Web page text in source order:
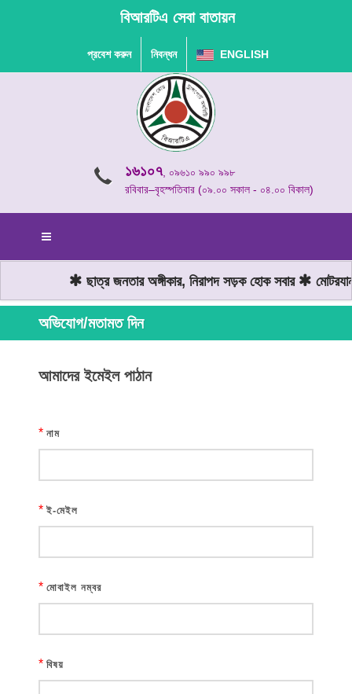
বিআরটিএ সেবা বাতায়ন
প্রবেশ করুন নিবন্ধন ENGLISH
১৬১০৭, ০৯৬১০ ৯৯০ ৯৯৮
রবিবার–বৃহস্পতিবার (০৯.০০ সকাল - ০৪.০০ বিকাল)
ছাত্র জনতার অঙ্গীকার, নিরাপদ সড়ক হোক সবার মোটরযান
অভিযোগ/মতামত দিন
আমাদের ইমেইল পাঠান
* নাম
* ই-মেইল
* মোবাইল নম্বর
* বিষয়